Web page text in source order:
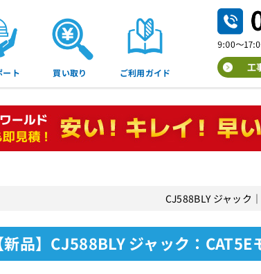
ート 買い取り ご利用ガイド 工
CJ588BLY ジャック
新品】CJ588BLY ジャック：